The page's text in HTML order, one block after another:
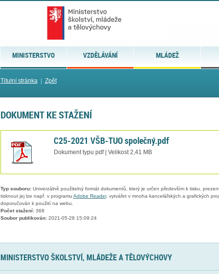
MINISTERSTVO VZDĚLÁVÁNÍ MLÁDEŽ
Titulní stránka| Zpět
DOKUMENT KE STAŽENÍ
C25-2021 VŠB-TUO společný.pdf
Dokument typu pdf | Velikost 2,41 MB
Typ souboru:Univerzálně použitelný formát dokumentů, který je určen především k tisku,
tisknout jej lze např. v programu Adobe Reader, vytvářet v mnoha kancelářských a grafických
doporučován k použití na webu.
Počet stažení:368
Soubor publikován:2021-05-28 15:09:24
MINISTERSTVO ŠKOLSTVÍ, MLÁDEŽE A TĚLOVÝCHOVY